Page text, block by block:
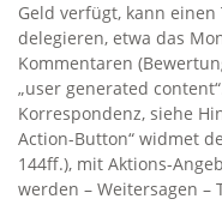
Geld verfügt, kann
delegieren, etwa das
Kommentaren
„user generated
Korrespondenz, siehe
Action-Button“ widmet
144ff.), mit Aktions-
werden – Weitersagen –